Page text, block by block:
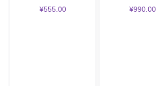
¥555.00 ¥990.00